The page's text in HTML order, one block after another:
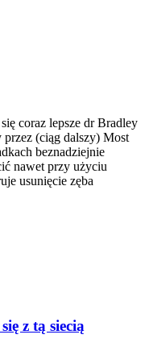
coraz lepsze dr Bradley
przez (ciąg dalszy) Most
beznadziejnie
nawet przy użyciu
usunięcie zęba
z tą siecią